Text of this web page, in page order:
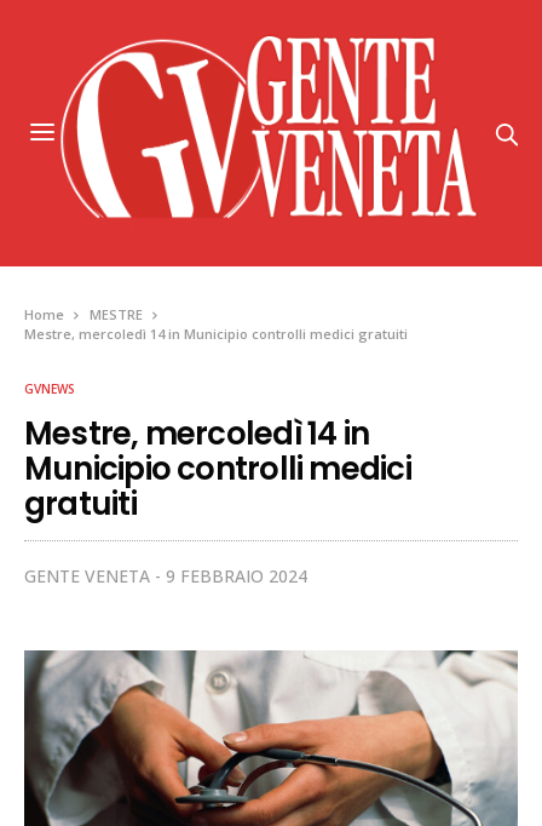
Home
MESTRE
Mestre, mercoledì 14 in Municipio controlli medici gratuiti
GVNEWS
Mestre, mercoledì 14 in
Municipio controlli medici
gratuiti
GENTE VENETA 9 FEBBRAIO 2024